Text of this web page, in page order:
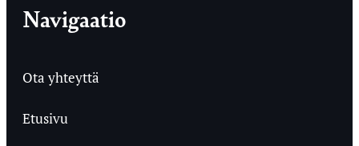
Navigaatio
Ota yhteyttä
Etusivu